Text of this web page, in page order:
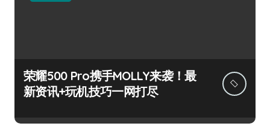
荣耀500 Pro携手MOLLY来袭！最
新资讯+玩机技巧一网打尽